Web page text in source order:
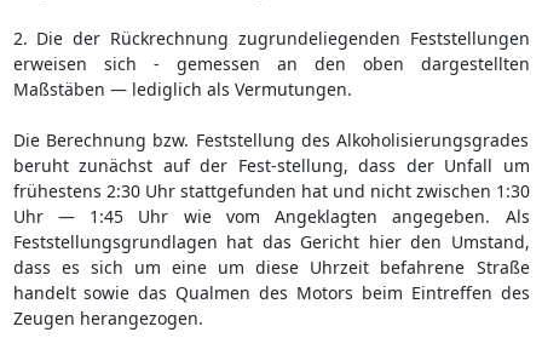
2. Die der Rückrechnung zugrundeliegenden Feststellungen
erweisen sich - gemessen an den oben dargestellten
Maßstäben — lediglich als Vermutungen.
Die Berechnung bzw. Feststellung des Alkoholisierungsgrades
beruht zunächst auf der Fest-stellung, dass der Unfall um
frühestens 2:30 Uhr stattgefunden hat und nicht zwischen 1:30
Uhr — 1:45 Uhr wie vom Angeklagten angegeben. Als
Feststellungsgrundlagen hat das Gericht hier den Umstand,
dass es sich um eine um diese Uhrzeit befahrene Straße
handelt sowie das Qualmen des Motors beim Eintreffen des
Zeugen herangezogen.